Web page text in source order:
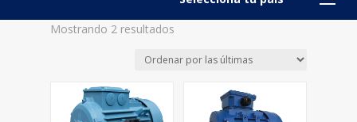
Mostrando 2 resultadosSorted
latest